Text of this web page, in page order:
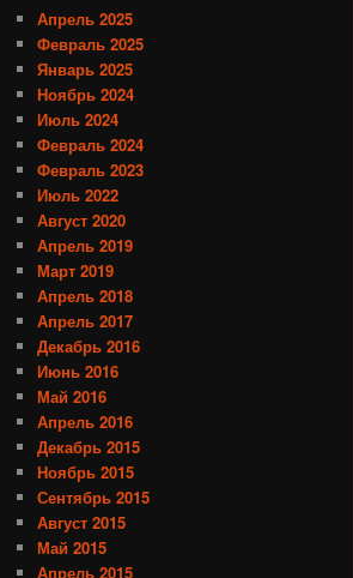
Апрель 2025
Февраль 2025
Январь 2025
Ноябрь 2024
Июль 2024
Февраль 2024
Февраль 2023
Июль 2022
Август 2020
Апрель 2019
Март 2019
Апрель 2018
Апрель 2017
Декабрь 2016
Июнь 2016
Май 2016
Апрель 2016
Декабрь 2015
Ноябрь 2015
Сентябрь 2015
Август 2015
Май 2015
Апрель 2015